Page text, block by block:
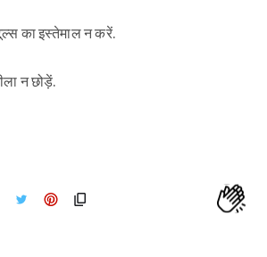
का इस्तेमाल न करें.
न छोड़ें.